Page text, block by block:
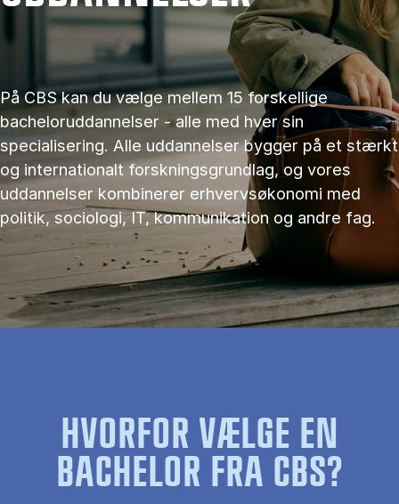
På CBS kan du vælge mellem 15 forskellige
bacheloruddannelser - alle med hver sin
specialisering. Alle uddannelser bygger på et stærkt
og internationalt forskningsgrundlag, og vores
uddannelser kombinerer erhvervsøkonomi med
politik, sociologi, IT, kommunikation og andre fag.
HVORFOR VÆLGE EN
BACHELOR FRA CBS?